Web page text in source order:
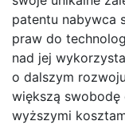
patentu nabywca
praw do
nad jej
o dalszym
większą swobodę
wyższymi